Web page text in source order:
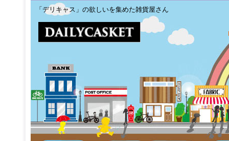
「デリキャス」の欲しいを集めた雑貨屋さん